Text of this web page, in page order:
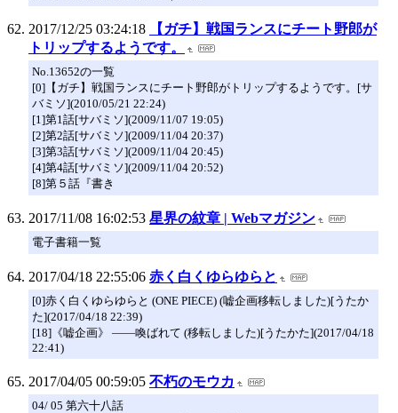
2017/12/25 03:24:18
【ガチ】戦国ランスにチート野郎が
トリップするようです。
No.13652の一覧
[0]【ガチ】戦国ランスにチート野郎がトリップするようです。[サ
バミソ](2010/05/21 22:24)
[1]第1話[サバミソ](2009/11/07 19:05)
[2]第2話[サバミソ](2009/11/04 20:37)
[3]第3話[サバミソ](2009/11/04 20:45)
[4]第4話[サバミソ](2009/11/04 20:52)
[8]第５話『書き
2017/11/08 16:02:53 星界の紋章 | Webマガジン
電子書籍一覧
2017/04/18 22:55:06 赤く白くゆらゆらと
[0]赤く白くゆらゆらと (ONE PIECE) (嘘企画移転しました)[うたか
た](2017/04/18 22:39)
[18]《嘘企画》 ――喚ばれて (移転しました)[うたかた](2017/04/18
22:41)
2017/04/05 00:59:05 不朽のモウカ
04/ 05 第六十八話